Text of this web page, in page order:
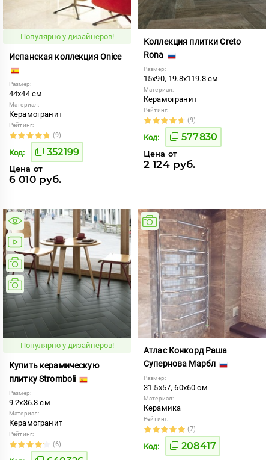
Популярно у дизайнеров!
Испанская коллекция Onice
Размер:
44x44 см
Материал:
Керамогранит
Рейтинг:
(9)
Код: 352199
Цена от
6 010 руб.
Коллекция плитки Creto
Rona
Размер:
15x90, 19.8x119.8 см
Материал:
Керамогранит
Рейтинг:
(9)
Код: 577830
Цена от
2 124 руб.
Популярно у дизайнеров!
Купить керамическую
плитку Stromboli
Размер:
9.2x36.8 см
Материал:
Керамогранит
Рейтинг:
(6)
Атлас Конкорд Раша
Супернова Марбл
Размер:
31.5x57, 60x60 см
Материал:
Керамика
Рейтинг:
(7)
Код: 208417